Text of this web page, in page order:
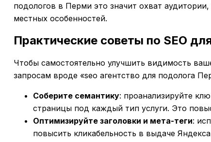
подологов в Перми это значит охват
местных особенностей.
Практические советы по SEO
Чтобы самостоятельно улучшить видимость
запросам вроде «seo агентство для подолога
Соберите семантику: проанализируйте
страницы под каждый тип услуги. Это
Оптимизируйте заголовки и мета-теги:
повысить кликабельность в выдаче